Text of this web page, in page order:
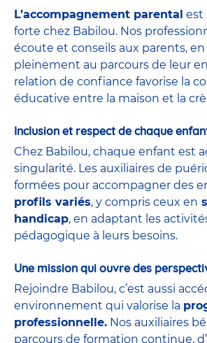
L’accompagnement parental est
forte chez Babilou. Nos
écoute et conseils aux parents, en
pleinement au parcours de leur
relation de confiance favorise la
éducative entre la maison et la
Inclusion et respect de chaque
Chez Babilou, chaque enfant est
singularité. Les auxiliaires de
formées pour accompagner des
profils variés, y compris ceux en
handicap, en adaptant les
pédagogique à leurs besoins.
Une mission qui ouvre des
Rejoindre Babilou, c’est aussi
environnement qui valorise la
professionnelle. Nos auxiliaires
parcours de formation continue,